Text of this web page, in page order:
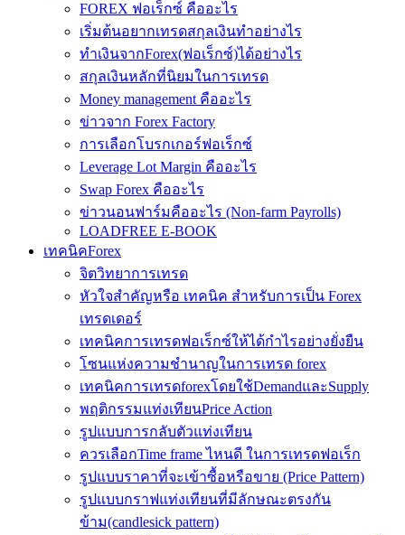
FOREX ฟอเร็กซ์ คืออะไร
เริ่มต้นอยากเทรดสกุลเงินทำอย่างไร
ทำเงินจากForex(ฟอเร็กซ์)ได้อย่างไร
สกุลเงินหลักที่นิยมในการเทรด
Money management คืออะไร
ข่าวจาก Forex Factory
การเลือกโบรกเกอร์ฟอเร็กซ์
Leverage Lot Margin คืออะไร
Swap Forex คืออะไร
ข่าวนอนฟาร์มคืออะไร (Non-farm Payrolls)
LOADFREE E-BOOK
เทคนิคForex
จิตวิทยาการเทรด
หัวใจสำคัญหรือ เทคนิค สำหรับการเป็น Forex
เทรดเดอร์
เทคนิคการเทรดฟอเร็กซ์ให้ได้กำไรอย่างยั่งยืน
โซนแห่งความชำนาญในการเทรด forex
เทคนิคการเทรดforexโดยใช้DemandและSupply
พฤติกรรมแท่งเทียนPrice Action
รูปแบบการกลับตัวแท่งเทียน
ควรเลือกTime frame ไหนดี ในการเทรดฟอเร็ก
รูปแบบราคาที่จะเข้าซื้อหรือขาย (Price Pattern)
รูปแบบกราฟแท่งเทียนที่มีลักษณะตรงกัน
ข้าม(candlesick pattern)